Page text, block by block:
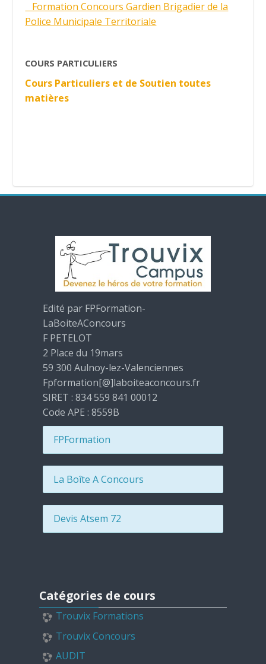
Formation Concours Gardien Brigadier de la
Police Municipale Territoriale
COURS PARTICULIERS
Cours Particuliers et de Soutien toutes
matières
Edité par FPFormation-
LaBoiteAConcours
F PETELOT
2 Place du 19mars
59 300 Aulnoy-lez-Valenciennes
Fpformation[@]laboiteaconcours.fr
SIRET : 834 559 841 00012
Code APE : 8559B
FPFormation
La Boîte A Concours
Devis Atsem 72
Catégories de cours
Trouvix Formations
Trouvix Concours
AUDIT